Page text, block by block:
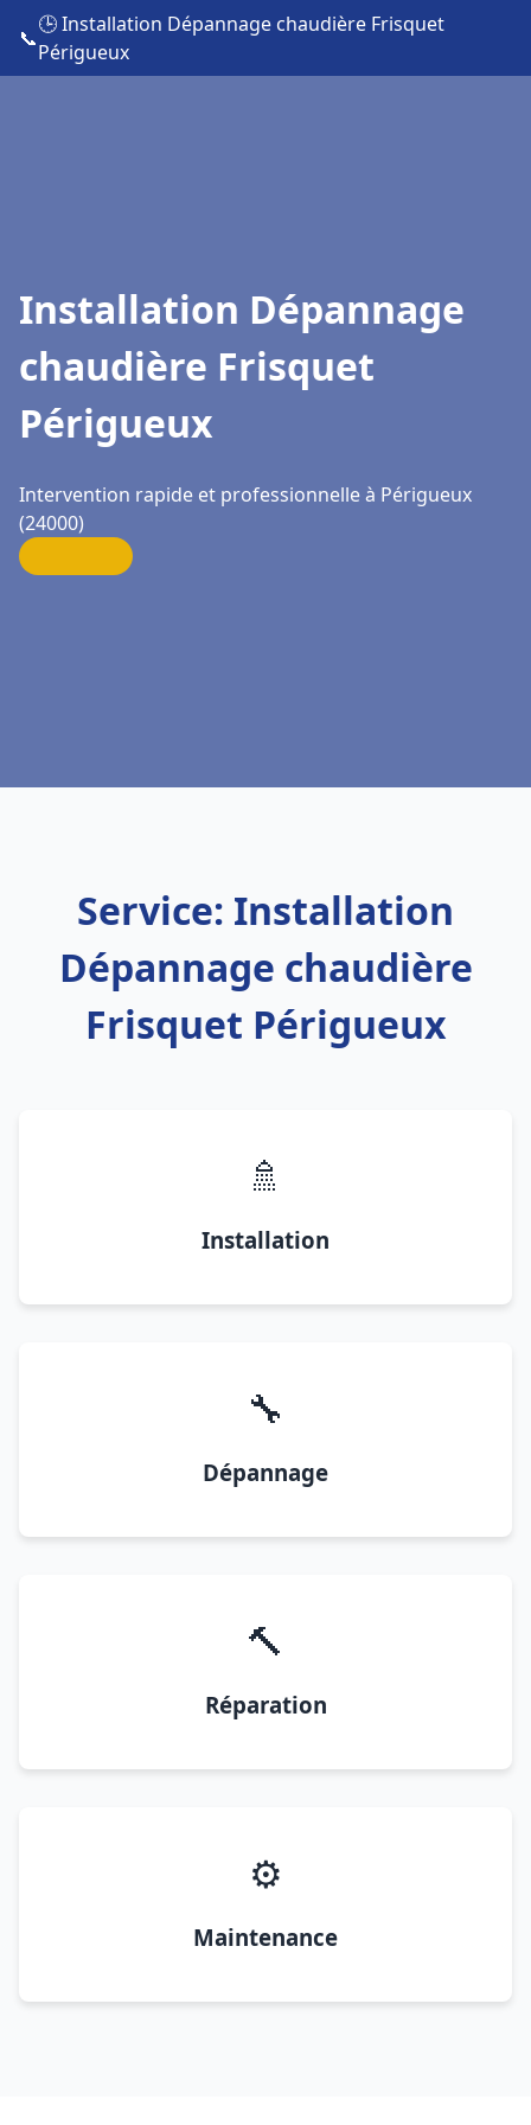
📞
🕒 Installation Dépannage chaudière Frisquet
Périgueux
Installation Dépannage
chaudière Frisquet
Périgueux
Intervention rapide et professionnelle à Périgueux
(24000)
Service: Installation
Dépannage chaudière
Frisquet Périgueux
🚿
Installation
🔧
Dépannage
🔨
Réparation
⚙️
Maintenance